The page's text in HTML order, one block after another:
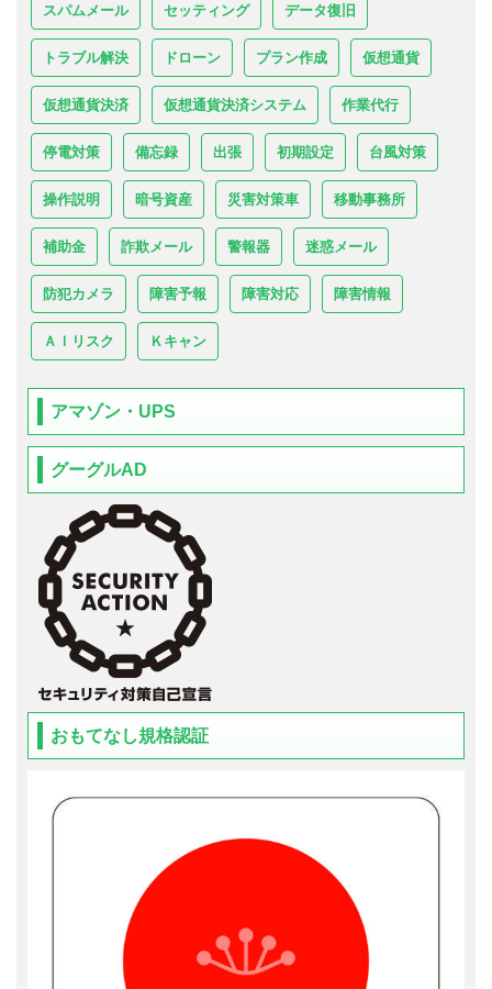
スパムメール セッティング データ復旧
トラブル解決 ドローン プラン作成 仮想通貨
仮想通貨決済 仮想通貨決済システム 作業代行
停電対策 備忘録 出張 初期設定 台風対策
操作説明 暗号資産 災害対策車 移動事務所
補助金 詐欺メール 警報器 迷惑メール
防犯カメラ 障害予報 障害対応 障害情報
ＡＩリスク Ｋキャン
アマゾン・UPS
グーグルAD
おもてなし規格認証